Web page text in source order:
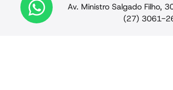
Av. Ministro Salgado Filho,
(27) 3061-